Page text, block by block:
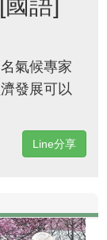
語]
氣候專家
發展可以
Line分享